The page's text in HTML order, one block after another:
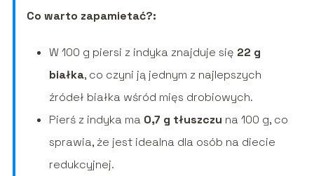
Co warto zapamietać?:
W 100 g piersi z indyka znajduje się 22 g
białka, co czyni ją jednym z najlepszych
źródeł białka wśród mięs drobiowych.
Pierś z indyka ma 0,7 g tłuszczu na 100 g, co
sprawia, że jest idealna dla osób na diecie
redukcyjnej.